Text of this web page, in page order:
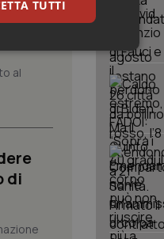
al
di
TUTTI
sulle pagine